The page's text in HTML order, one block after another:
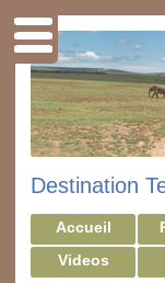
Destination
Accueil
Videos